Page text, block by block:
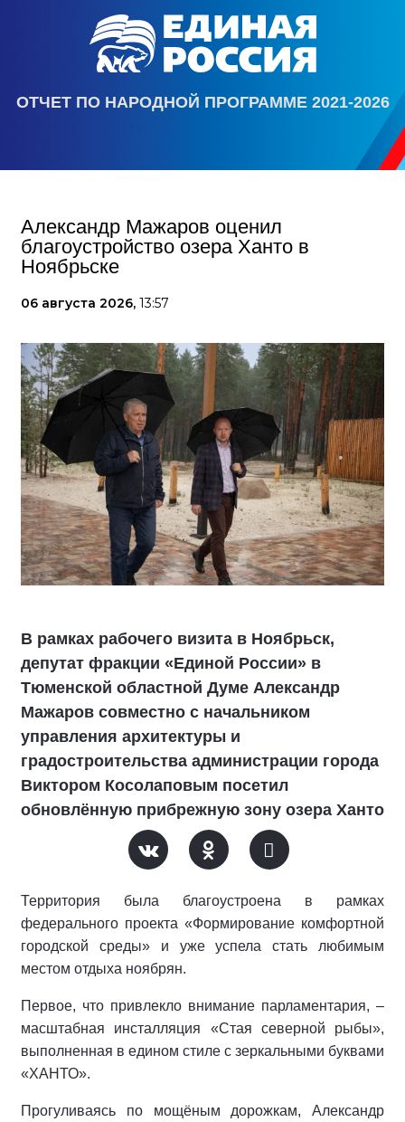
ОТЧЕТ ПО НАРОДНОЙ ПРОГРАММЕ 2021-2026
Александр Мажаров оценил
благоустройство озера Ханто в
Ноябрьске
06 августа 2026, 13:57
В рамках рабочего визита в Ноябрьск,
депутат фракции «Единой России» в
Тюменской областной Думе Александр
Мажаров совместно с начальником
управления архитектуры и
градостроительства администрации города
Виктором Косолаповым посетил
обновлённую прибрежную зону озера Ханто
Территория была благоустроена в рамках
федерального проекта «Формирование комфортной
городской среды» и уже успела стать любимым
местом отдыха ноябрян.
Первое, что привлекло внимание парламентария, –
масштабная инсталляция «Стая северной рыбы»,
выполненная в едином стиле с зеркальными буквами
«ХАНТО».
Прогуливаясь по мощёным дорожкам, Александр